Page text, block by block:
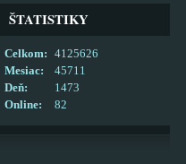
ŠTATISTIKY
Online: 82
Celkom:
4125626
Mesiac:
45711
Deň:
1473